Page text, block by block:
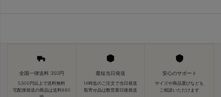
全国一律送料 350円
5,500円以上で送料無料
宅配便発送の商品は送料880
最短当日発送
14時迄のご注文で当日発送
取寄せ品は数営業日後発送
安心のサポート
サイズや商品選びなども
ご相談いただけます